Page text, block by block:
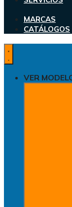
MARCAS
CATÁLOGOS
VER